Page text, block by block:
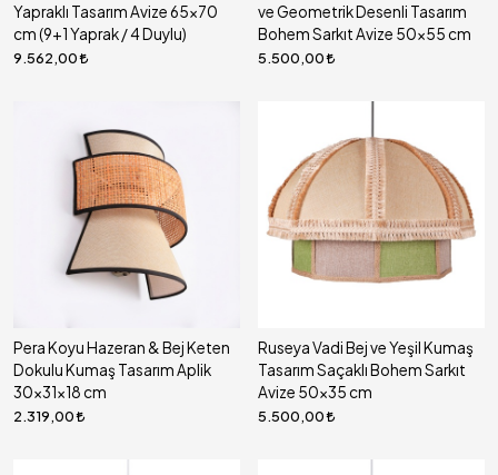
Yapraklı Tasarım Avize 65x70
cm (9+1 Yaprak / 4 Duylu)
9.562,00
ve Geometrik Desenli Tasarım
Bohem Sarkıt Avize 50x55 cm
5.500,00
Pera Koyu Hazeran & Bej Keten
Dokulu Kumaş Tasarım Aplik
30x31x18 cm
2.319,00
Ruseya Vadi Bej ve Yeşil Kumaş
Tasarım Saçaklı Bohem Sarkıt
Avize 50x35 cm
5.500,00